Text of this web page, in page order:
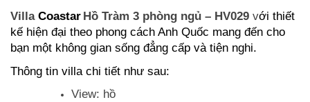
Villa Coastar Hồ Tràm 3 phòng ngủ – HV029 với thiết
kế hiện đại theo phong cách Anh Quốc mang đến cho
bạn một không gian sống đẳng cấp và tiện nghi.
Thông tin villa chi tiết như sau:
View: hồ